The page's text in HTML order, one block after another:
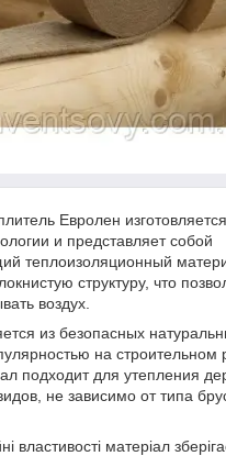
Евролен
и представляет собой
теплоизоляционный
структуру, что
воздух.
из безопасных
на строительном
подходит для утепления
не зависимо от типа
властивості матеріал